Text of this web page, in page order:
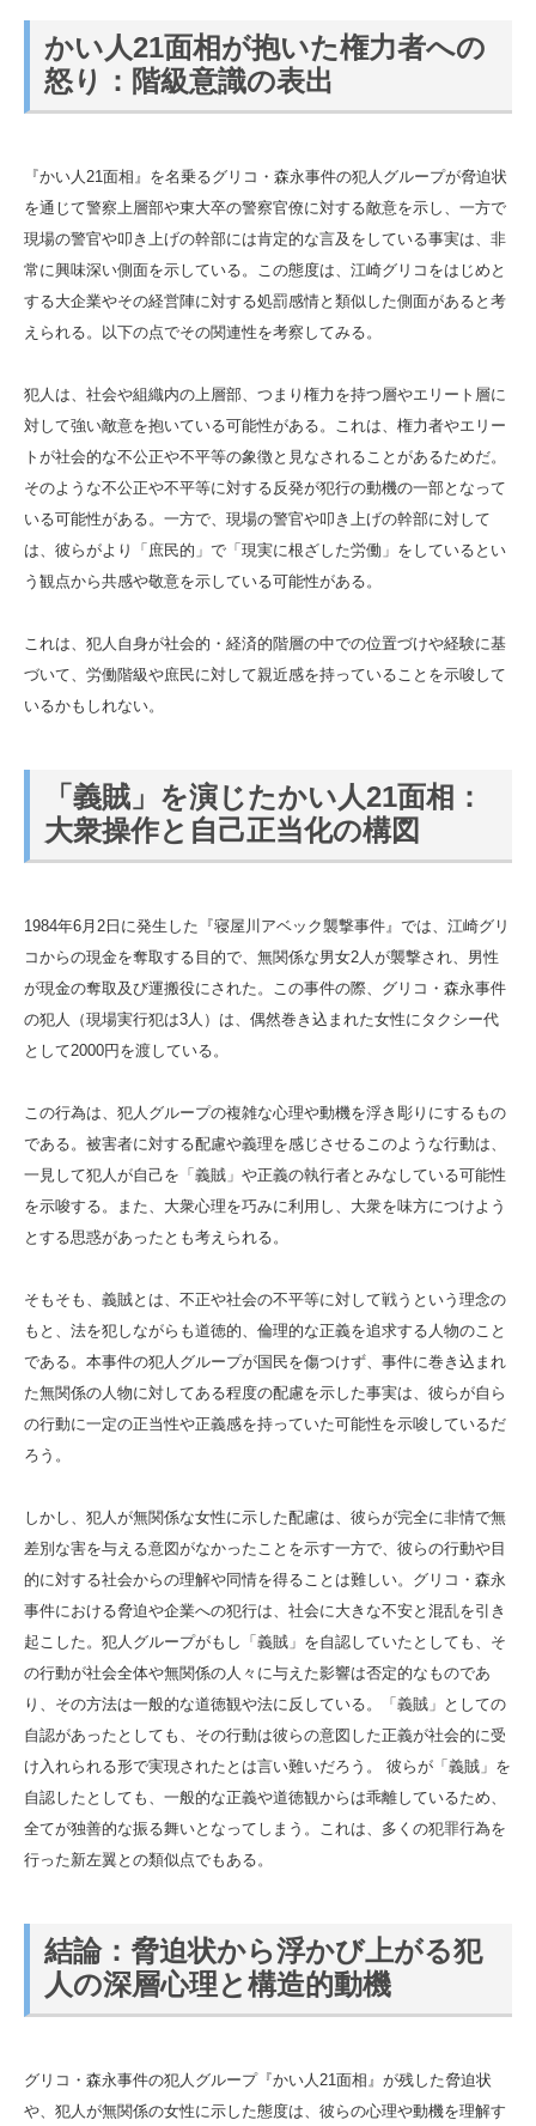
かい人21面相が抱いた権力者への
怒り：階級意識の表出
『かい人21面相』を名乗るグリコ・森永事件の犯人グループが脅迫状
を通じて警察上層部や東大卒の警察官僚に対する敵意を示し、一方で
現場の警官や叩き上げの幹部には肯定的な言及をしている事実は、非
常に興味深い側面を示している。この態度は、江崎グリコをはじめと
する大企業やその経営陣に対する処罰感情と類似した側面があると考
えられる。以下の点でその関連性を考察してみる。
犯人は、社会や組織内の上層部、つまり権力を持つ層やエリート層に
対して強い敵意を抱いている可能性がある。これは、権力者やエリー
トが社会的な不公正や不平等の象徴と見なされることがあるためだ。
そのような不公正や不平等に対する反発が犯行の動機の一部となって
いる可能性がある。一方で、現場の警官や叩き上げの幹部に対して
は、彼らがより「庶民的」で「現実に根ざした労働」をしているとい
う観点から共感や敬意を示している可能性がある。
これは、犯人自身が社会的・経済的階層の中での位置づけや経験に基
づいて、労働階級や庶民に対して親近感を持っていることを示唆して
いるかもしれない。
「義賊」を演じたかい人21面相：
大衆操作と自己正当化の構図
1984年6月2日に発生した『寝屋川アベック襲撃事件』では、江崎グリ
コからの現金を奪取する目的で、無関係な男女2人が襲撃され、男性
が現金の奪取及び運搬役にされた。この事件の際、グリコ・森永事件
の犯人（現場実行犯は3人）は、偶然巻き込まれた女性にタクシー代
として2000円を渡している。
この行為は、犯人グループの複雑な心理や動機を浮き彫りにするもの
である。被害者に対する配慮や義理を感じさせるこのような行動は、
一見して犯人が自己を「義賊」や正義の執行者とみなしている可能性
を示唆する。また、大衆心理を巧みに利用し、大衆を味方につけよう
とする思惑があったとも考えられる。
そもそも、義賊とは、不正や社会の不平等に対して戦うという理念の
もと、法を犯しながらも道徳的、倫理的な正義を追求する人物のこと
である。本事件の犯人グループが国民を傷つけず、事件に巻き込まれ
た無関係の人物に対してある程度の配慮を示した事実は、彼らが自ら
の行動に一定の正当性や正義感を持っていた可能性を示唆しているだ
ろう。
しかし、犯人が無関係な女性に示した配慮は、彼らが完全に非情で無
差別な害を与える意図がなかったことを示す一方で、彼らの行動や目
的に対する社会からの理解や同情を得ることは難しい。グリコ・森永
事件における脅迫や企業への犯行は、社会に大きな不安と混乱を引き
起こした。犯人グループがもし「義賊」を自認していたとしても、そ
の行動が社会全体や無関係の人々に与えた影響は否定的なものであ
り、その方法は一般的な道徳観や法に反している。「義賊」としての
自認があったとしても、その行動は彼らの意図した正義が社会的に受
け入れられる形で実現されたとは言い難いだろう。 彼らが「義賊」を
自認したとしても、一般的な正義や道徳観からは乖離しているため、
全てが独善的な振る舞いとなってしまう。これは、多くの犯罪行為を
行った新左翼との類似点でもある。
結論：脅迫状から浮かび上がる犯
人の深層心理と構造的動機
グリコ・森永事件の犯人グループ『かい人21面相』が残した脅迫状
や、犯人が無関係の女性に示した態度は、彼らの心理や動機を理解す